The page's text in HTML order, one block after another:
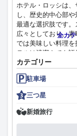
ホテル・ロッシは
し、歴史的中心部
最適な選択肢です
広々としており、
では美味しい料理
テルは清潔さでも
されています。スタ
あると評されてお
います。ホテルに
人にとっては便利
ホテルの基本的な
ッシは、サン・マリ
全カ
カテゴリー
駐車場
三つ星
新婚旅行